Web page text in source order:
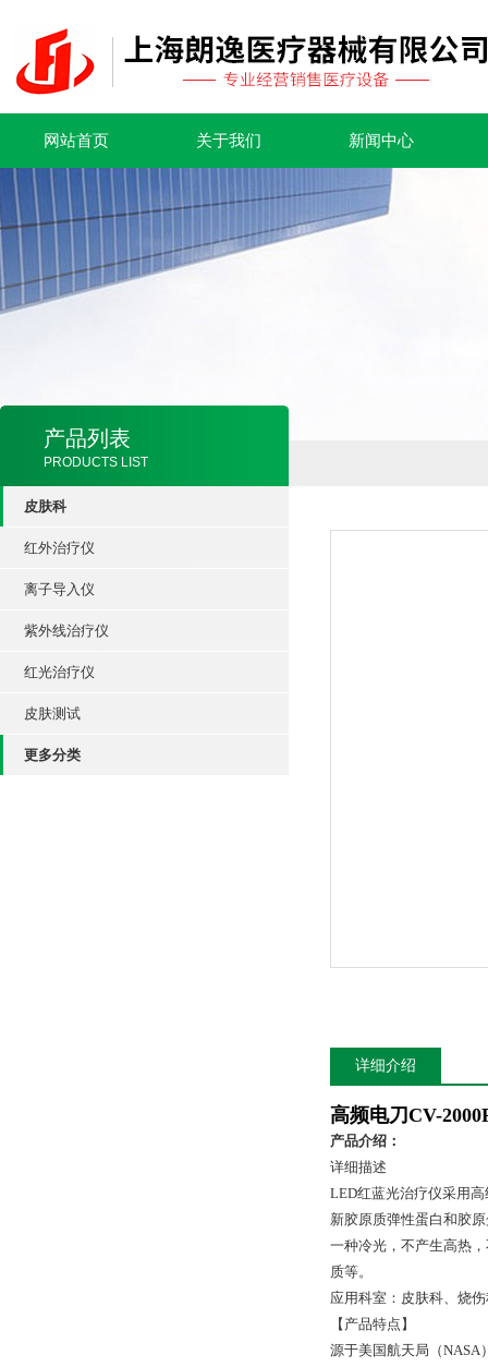
网站首页 关于我们 新闻中心
产品列表
PRODUCTS LIST
皮肤科
红外治疗仪
离子导入仪
紫外线治疗仪
红光治疗仪
皮肤测试
更多分类
详细介绍
高频电刀CV-
产品介绍：
详细描述
LED红蓝光治疗仪采用
新胶原质弹性蛋白和胶
一种冷光，不产生高热
质等。
应用科室：皮肤科、烧
【产品特点】
源于美国航天局（NASA